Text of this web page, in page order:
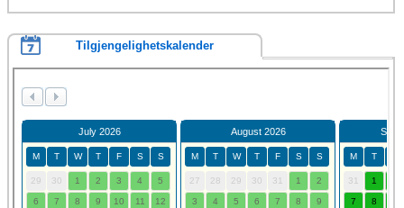
Tilgjengelighetskalender